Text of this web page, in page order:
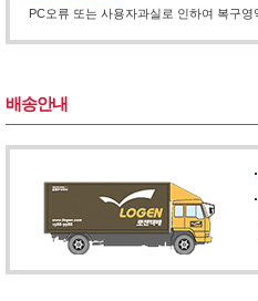
PC오류 또는 사용자과실로 인하여 복구
배송안내